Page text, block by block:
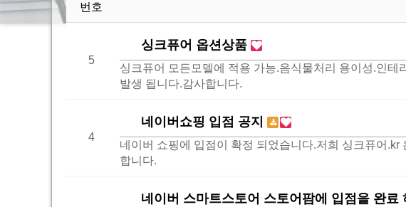
번호
5
싱크퓨어 옵션상품
싱크퓨어 모든모델에 적용 가능.음식물처리 용이성.인테
발생 됩니다.감사합니다.
4
네이버쇼핑 입점 공지
네이버 쇼핑에 입점이 확정 되었습니다.저희 싱크퓨어
합니다.
네이버 스마트스토어 스토어팜에 입점을 완료